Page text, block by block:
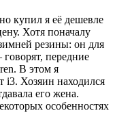
купил я её дешевле
Хотя поначалу
резины: он для
передние
В этом я
i3. Хозяин находился
его жена.
особенностях